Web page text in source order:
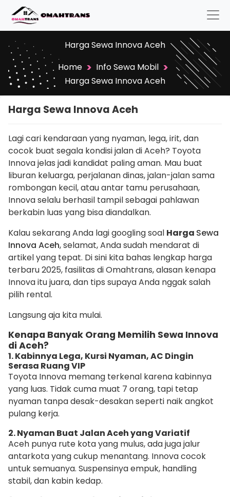
Harga Sewa Innova Aceh
Home > Info Sewa Mobil >
Harga Sewa Innova Aceh
Harga Sewa Innova Aceh
Lagi cari kendaraan yang nyaman, lega, irit, dan
cocok buat segala kondisi jalan di Aceh? Toyota
Innova jelas jadi kandidat paling aman. Mau buat
liburan keluarga, perjalanan dinas, jalan-jalan sama
rombongan kecil, atau antar tamu perusahaan,
Innova selalu berhasil tampil sebagai pahlawan
berkabin luas yang bisa diandalkan.
Kalau sekarang Anda lagi googling soal Harga Sewa
Innova Aceh, selamat, Anda sudah mendarat di
artikel yang tepat. Di sini kita bahas lengkap harga
terbaru 2025, fasilitas di Omahtrans, alasan kenapa
Innova itu juara, dan tips supaya Anda nggak salah
pilih rental.
Langsung aja kita mulai.
Kenapa Banyak Orang Memilih Sewa Innova
di Aceh?
1. Kabinnya Lega, Kursi Nyaman, AC Dingin
Serasa Ruang VIP
Toyota Innova memang terkenal karena kabinnya
yang luas. Tidak cuma muat 7 orang, tapi tetap
nyaman tanpa desak-desakan seperti naik angkot
pulang kerja.
2. Nyaman Buat Jalan Aceh yang Variatif
Aceh punya rute kota yang mulus, ada juga jalur
antarkota yang cukup menantang. Innova cocok
untuk semuanya. Suspensinya empuk, handling
stabil, dan kabin kedap.